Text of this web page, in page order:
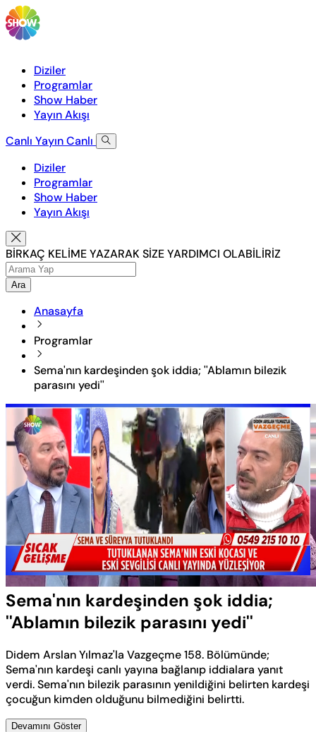
Diziler
Programlar
Show Haber
Yayın Akışı
Canlı YayınCanlı
Diziler
Programlar
Show Haber
Yayın Akışı
BİRKAÇ KELİME YAZARAK SİZE YARDIMCI OLABİLİRİZ
Ara
Anasayfa
Programlar
Sema'nın kardeşinden şok iddia; ''Ablamın bilezik
parasını yedi''
Sesi
Aç
Yüklendi:
18.28%
Oynatma
Hızı
Sema'nın kardeşinden şok iddia;
''Ablamın bilezik parasını yedi''
Didem Arslan Yılmaz'la Vazgeçme 158. Bölümünde;
Sema'nın kardeşi canlı yayına bağlanıp iddialara yanıt
verdi. Sema'nın bilezik parasının yenildiğini belirten kardeşi
çocuğun kimden olduğunu bilmediğini belirtti.
Devamını Göster